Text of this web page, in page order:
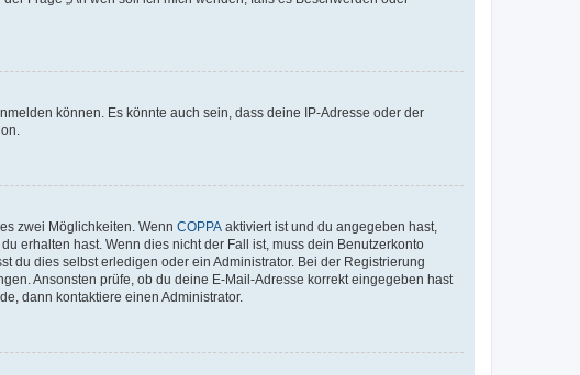
können. Es könnte auch sein, dass deine IP-Adresse oder der
zwei Möglichkeiten. Wenn COPPA aktiviert ist und du angegeben hast,
erhalten hast. Wenn dies nicht der Fall ist, muss dein Benutzerkonto
du dies selbst erledigen oder ein Administrator. Bei der Registrierung
Ansonsten prüfe, ob du deine E-Mail-Adresse korrekt eingegeben hast
dann kontaktiere einen Administrator.